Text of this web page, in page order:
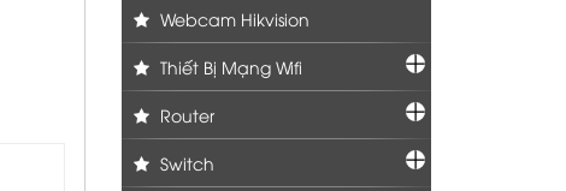
Webcam Hikvision
Thiết Bị Mạng Wifi
Router
Switch